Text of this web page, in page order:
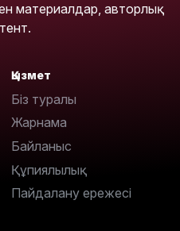
материалдар, авторлық
Қызмет
Біз туралы
Жарнама
Байланыс
Құпиялылық
Пайдалану ережесі